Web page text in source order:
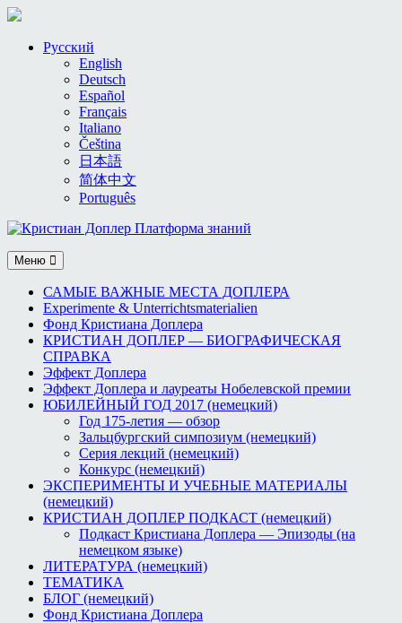
Русский
English
Deutsch
Español
Français
Italiano
Čeština
日本語
简体中文
Português
Меню
САМЫЕ ВАЖНЫЕ МЕСТА ДОПЛЕРА
Experimente & Unterrichtsmaterialien
Фонд Кристиана Доплера
КРИСТИАН ДОПЛЕР — БИОГРАФИЧЕСКАЯ
СПРАВКА
Эффект Доплера
Эффект Доплера и лауреаты Нобелевской премии
ЮБИЛЕЙНЫЙ ГОД 2017 (немецкий)
Год 175-летия — обзор
Зальцбургский симпозиум (немецкий)
Серия лекций (немецкий)
Конкурс (немецкий)
ЭКСПЕРИМЕНТЫ И УЧЕБНЫЕ МАТЕРИАЛЫ
(немецкий)
КРИСТИАН ДОПЛЕР ПОДКАСТ (немецкий)
Подкаст Кристиана Доплера — Эпизоды (на
немецком языке)
ЛИТЕРАТУРА (немецкий)
ТЕМАТИКА
БЛОГ (немецкий)
Фонд Кристиана Доплера